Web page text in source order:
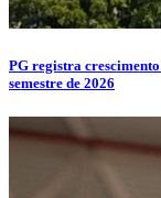
PG registra
semestre de 2026